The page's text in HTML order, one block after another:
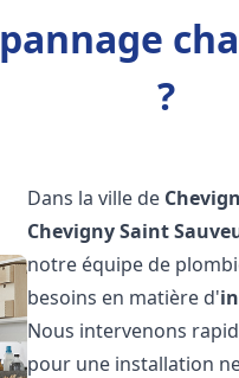
?
Dans la ville de
Chevigny Saint
notre équipe de
besoins en matière d'
Nous intervenons
pour une installation